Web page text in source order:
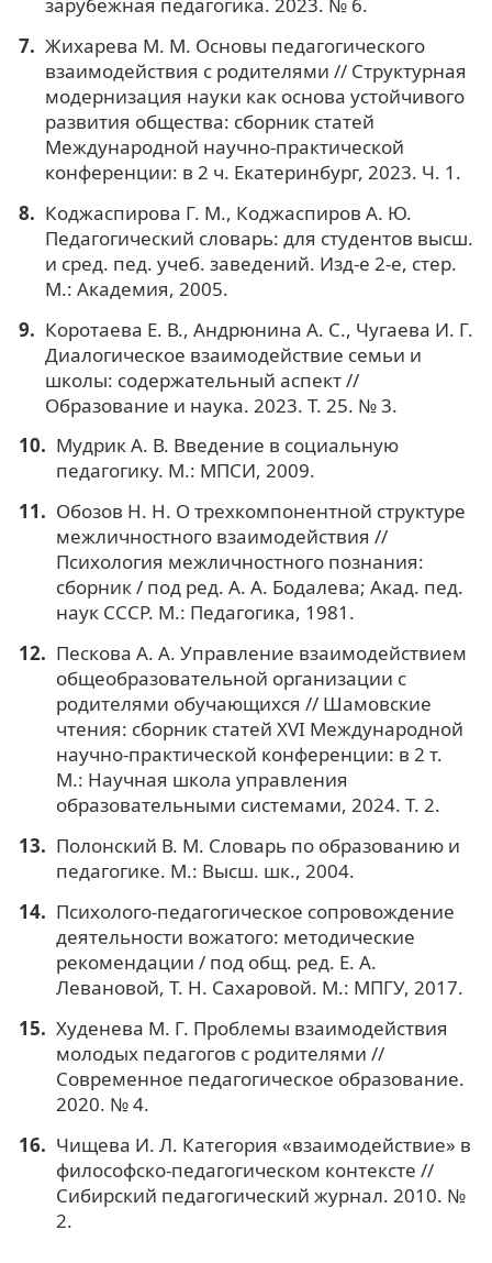
Жихарева М. М. Основы педагогического
взаимодействия с родителями // Структурная
модернизация науки как основа устойчивого
развития общества: сборник статей
Международной научно-практической
конференции: в 2 ч. Екатеринбург, 2023. Ч. 1.
Коджаспирова Г. М., Коджаспиров А. Ю.
Педагогический словарь: для студентов высш.
и сред. пед. учеб. заведений. Изд-е 2-е, стер.
М.: Академия, 2005.
Коротаева Е. В., Андрюнина А. С., Чугаева И. Г.
Диалогическое взаимодействие семьи и
школы: содержательный аспект //
Образование и наука. 2023. Т. 25. № 3.
Мудрик А. В. Введение в социальную
педагогику. М.: МПСИ, 2009.
Обозов Н. Н. О трехкомпонентной структуре
межличностного взаимодействия //
Психология межличностного познания:
сборник / под ред. А. А. Бодалева; Акад. пед.
наук СССР. М.: Педагогика, 1981.
Пескова А. А. Управление взаимодействием
общеобразовательной организации с
родителями обучающихся // Шамовские
чтения: сборник статей XVI Международной
научно-практической конференции: в 2 т.
М.: Научная школа управления
образовательными системами, 2024. Т. 2.
Полонский В. М. Словарь по образованию и
педагогике. М.: Высш. шк., 2004.
Психолого-педагогическое сопровождение
деятельности вожатого: методические
рекомендации / под общ. ред. Е. А.
Левановой, Т. Н. Сахаровой. М.: МПГУ, 2017.
Худенева М. Г. Проблемы взаимодействия
молодых педагогов с родителями //
Современное педагогическое образование.
2020. № 4.
Чищева И. Л. Категория «взаимодействие» в
философско-педагогическом контексте //
Сибирский педагогический журнал. 2010. №
2.